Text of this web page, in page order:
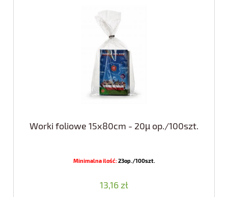
Worki foliowe 15x80cm - 20µ op./100szt.
Minimalna ilość:23op./100szt.
13,16 zł